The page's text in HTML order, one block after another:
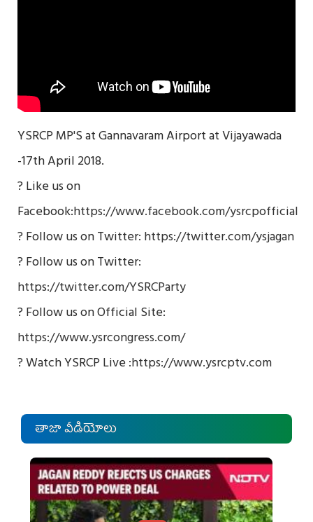
YSRCP MP'S at Gannavaram Airport at Vijayawada
-17th April 2018.
? Like us on
Facebook:https://www.facebook.com/ysrcpofficial
? Follow us on Twitter:https://twitter.com/ysjagan
? Follow us on Twitter:
https://twitter.com/YSRCParty
? Follow us on Official Site:
https://www.ysrcongress.com/
? Watch YSRCP Live :https://www.ysrcptv.com
తాజా వీడియోలు